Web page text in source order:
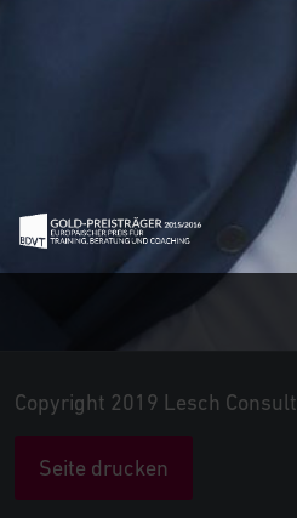
Copyright 2019 Lesch Consult
Seite drucken